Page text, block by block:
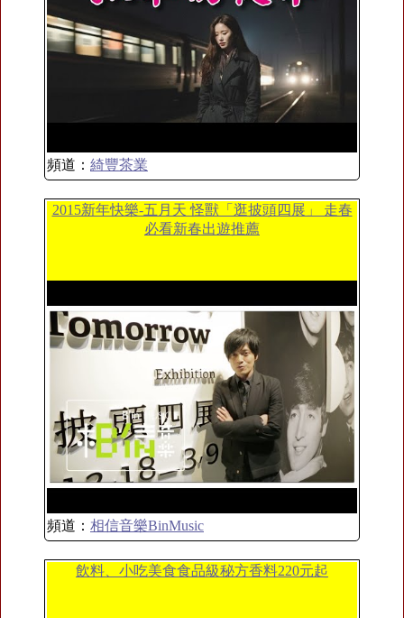
頻道： 綺豐茶業
2015新年快樂-五月天 怪獸「逛披頭四展」 走春
必看新春出遊推薦
頻道： 相信音樂BinMusic
飲料、小吃美食食品級秘方香料220元起